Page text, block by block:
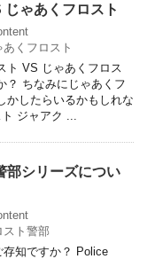
ゃあくフロスト
あくフロスト
ト VS じゃあくフロス
？ ちなみにじゃあくフ
かしたらいるかもしれな
ジャアク ...
部シリーズについ
スト警部
存知ですか？ Police